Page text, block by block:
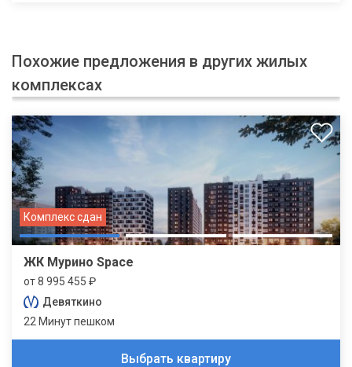
Похожие предложения в других жилых
комплексах
Комплекс сдан
ЖК Мурино Space
от 8 995 455 ₽
Девяткино
22 Минут пешком
Выбрать квартиру